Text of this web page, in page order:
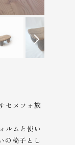
セヌフォ族
ルムと使い
の椅子とし